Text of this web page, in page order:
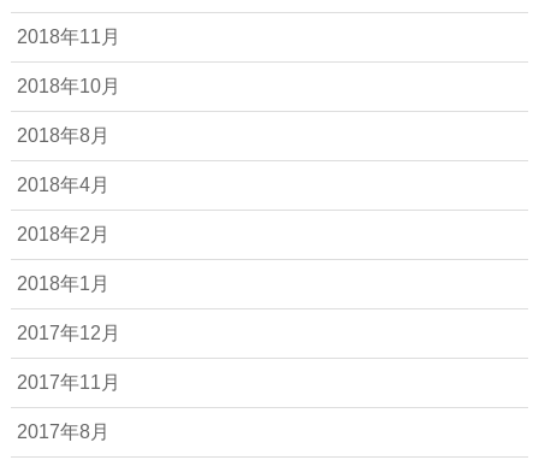
2018年11月
2018年10月
2018年8月
2018年4月
2018年2月
2018年1月
2017年12月
2017年11月
2017年8月